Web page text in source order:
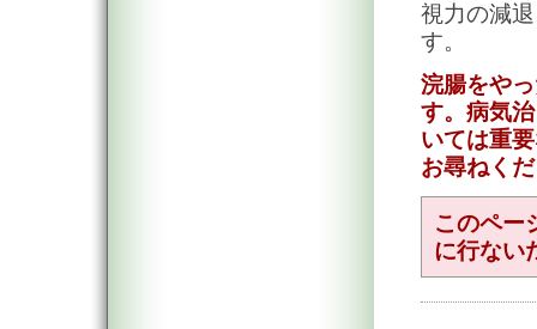
視力の減
す。
浣腸をや
す。病気
いては重
お尋ねく
このペー
に行ない